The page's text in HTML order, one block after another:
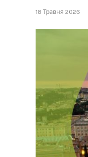
18 Травня 2026